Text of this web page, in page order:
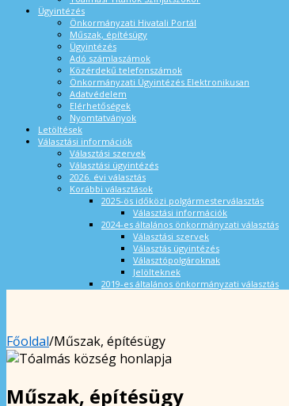
Ügyintézés
Önkormányzati Hivatali Portál
Műszak, építésügy
Ügyintézés
Adó számlaszámok
Közérdekű telefonszámok
Önkormányzati Ügyintézés Elektronikusan
Adatvédelem
Elérhetőségek
Nyomtatványok
Letöltések
Választási információk
Választási szervek
Választási ügyintézés
2026. évi választás
Korábbi választások
2025-ös időközi polgármesterválasztás
Választási információk
2024-es általános önkormányzati választás
Választási szervek
Választás ügyintézés
Választópolgároknak
Jelölteknek
2019-es általános önkormányzati választás
Főoldal/Műszak, építésügy
Műszak, építésügy